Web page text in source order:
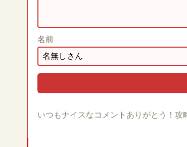
名前
いつもナイスなコメントありがとう！攻